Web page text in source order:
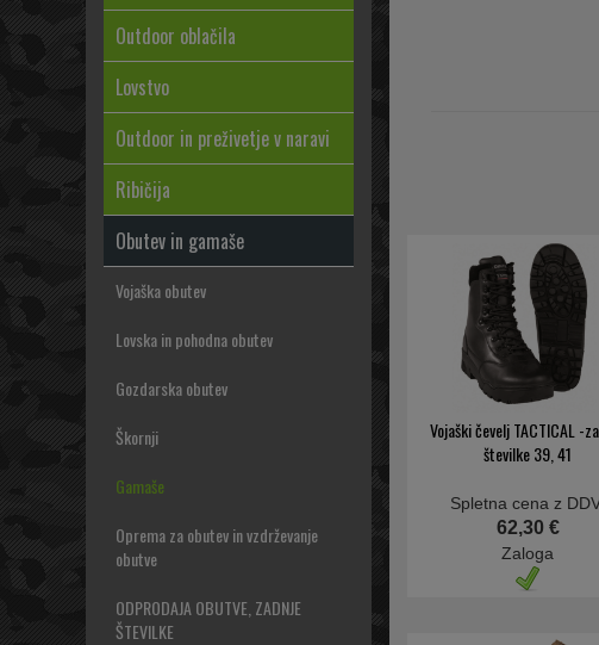
Outdoor oblačila
Lovstvo
Outdoor in preživetje v naravi
Ribičija
Obutev in gamaše
Vojaška obutev
Lovska in pohodna obutev
Gozdarska obutev
Škornji
Gamaše
Oprema za obutev in vzdrževanje
obutve
ODPRODAJA OBUTVE, ZADNJE
ŠTEVILKE
Vojaški čevelj TACTICAL -
številke 39, 41
Spletna cena z
62,30 €
Zaloga